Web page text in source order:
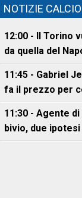
NOTIZIE
12:00 - Il Torino
da quella del
11:45 - Gabriel
fa il prezzo per
11:30 - Agente
bivio, due